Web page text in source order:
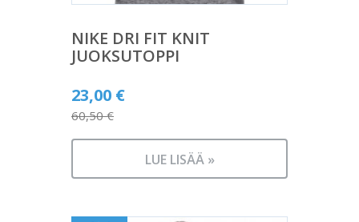
NIKE DRI FIT KNIT
JUOKSUTOPPI
60,50€
Alkuperäinen
hinta
oli:
23,00 €
Nykyinen
on:
LUE LISÄÄ »